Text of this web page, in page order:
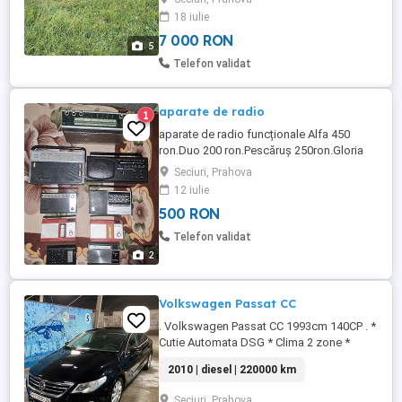
5
efectuată recent - Mașina funcționează
foarte bine, fără probleme tehnice -
Interior curat și îngrijit - Acte ...
18 iulie
7 000 RON
Telefon validat
2
1 aparate de radio
aparate de radio funcționale Alfa 450
ron.Duo 200 ron.Pescăruș 250ron.Gloria
200 ron.Albatros 400ron.Solo 500 ron.
Detalii la tel. . Nu dati mesaje.
Seciuri, Prahova
12 iulie
500 RON
Telefon validat
Volkswagen Passat CC
. Volkswagen Passat CC 1993cm 140CP . *
Cutie Automata DSG * Clima 2 zone *
Scaune incalzite * Navigație mică *
Senzori parcare fata + spate * Geamuri
2010 | diesel | 220000 km